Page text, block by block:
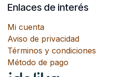
Enlaces de interés
Mi cuenta
Aviso de privacidad
Términos y condiciones
Método de pago